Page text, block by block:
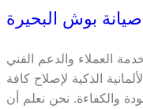
صيانة بوش البحيرة
العملاء والدعم الفني
الذكية لإصلاح كافة
والكفاءة. نحن نعلم أن